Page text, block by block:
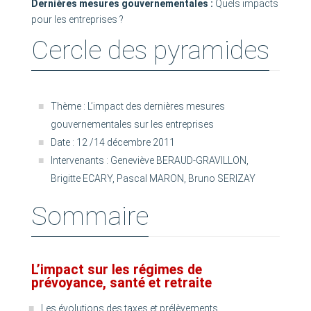
Dernières mesures gouvernementales : Quels impacts
pour les entreprises ?
Cercle des pyramides
Thème : L’impact des dernières mesures
gouvernementales sur les entreprises
Date : 12 /14 décembre 2011
Intervenants : Geneviève BERAUD-GRAVILLON,
Brigitte ECARY, Pascal MARON, Bruno SERIZAY
Sommaire
L’impact sur les régimes de
prévoyance, santé et retraite
Les évolutions des taxes et prélèvements,